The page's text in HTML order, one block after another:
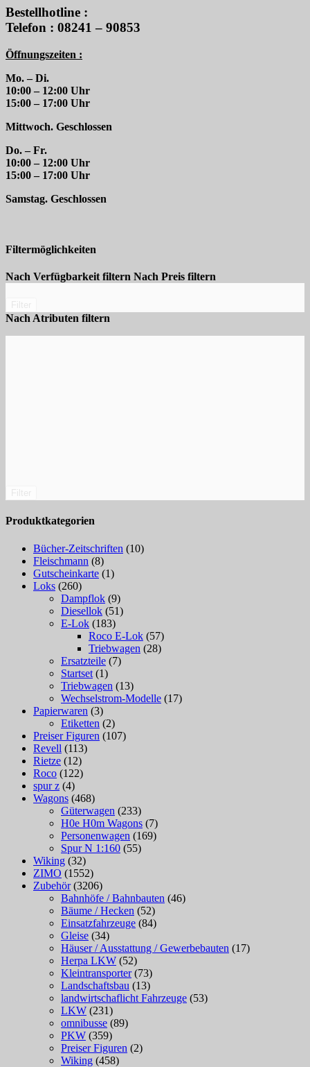
Bestellhotline :
Telefon : 08241 – 90853
Öffnungszeiten :
Mo. – Di.
10:00 – 12:00 Uhr
15:00 – 17:00 Uhr
Mittwoch. Geschlossen
Do. – Fr.
10:00 – 12:00 Uhr
15:00 – 17:00 Uhr
Samstag. Geschlossen
Filtermöglichkeiten
Nach Verfügbarkeit filtern Nach Preis filtern
Nach Atributen filtern
Produktkategorien
Bücher-Zeitschriften (10)
Fleischmann (8)
Gutscheinkarte (1)
Loks (260)
Dampflok (9)
Diesellok (51)
E-Lok (183)
Roco E-Lok (57)
Triebwagen (28)
Ersatzteile (7)
Startset (1)
Triebwagen (13)
Wechselstrom-Modelle (17)
Papierwaren (3)
Etiketten (2)
Preiser Figuren (107)
Revell (113)
Rietze (12)
Roco (122)
spur z (4)
Wagons (468)
Güterwagen (233)
H0e H0m Wagons (7)
Personenwagen (169)
Spur N 1:160 (55)
Wiking (32)
ZIMO (1552)
Zubehör (3206)
Bahnhöfe / Bahnbauten (46)
Bäume / Hecken (52)
Einsatzfahrzeuge (84)
Gleise (34)
Häuser / Ausstattung / Gewerbebauten (17)
Herpa LKW (52)
Kleintransporter (73)
Landschaftsbau (13)
landwirtschaflicht Fahrzeuge (53)
LKW (231)
omnibusse (89)
PKW (359)
Preiser Figuren (2)
Wiking (458)